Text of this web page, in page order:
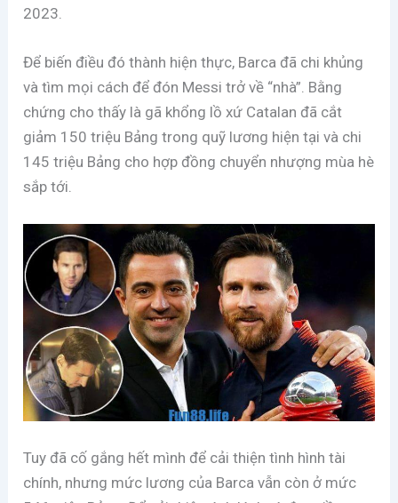
2023.
Để biến điều đó thành hiện thực, Barca đã chi khủng
và tìm mọi cách để đón Messi trở về “nhà”. Bằng
chứng cho thấy là gã khổng lồ xứ Catalan đã cắt
giảm 150 triệu Bảng trong quỹ lương hiện tại và chi
145 triệu Bảng cho hợp đồng chuyển nhượng mùa hè
sắp tới.
Tuy đã cố gắng hết mình để cải thiện tình hình tài
chính, nhưng mức lương của Barca vẫn còn ở mức